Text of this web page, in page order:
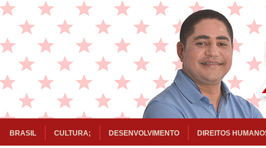
BRASIL CULTURA; DESENVOLVIMENTO DIREITOS